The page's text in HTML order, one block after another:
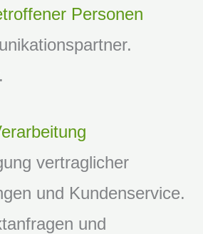
Personen
vertraglicher
und Kundenservice.
und